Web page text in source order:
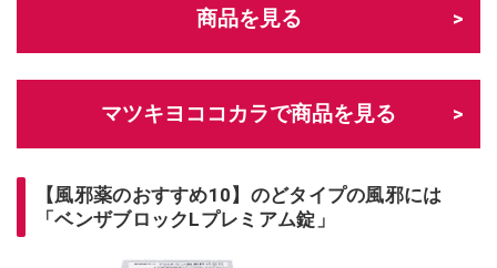
商品を見る
マツキヨココカラで商品を見る
【風邪薬のおすすめ10】のどタイプの風邪には
「ベンザブロックLプレミアム錠」